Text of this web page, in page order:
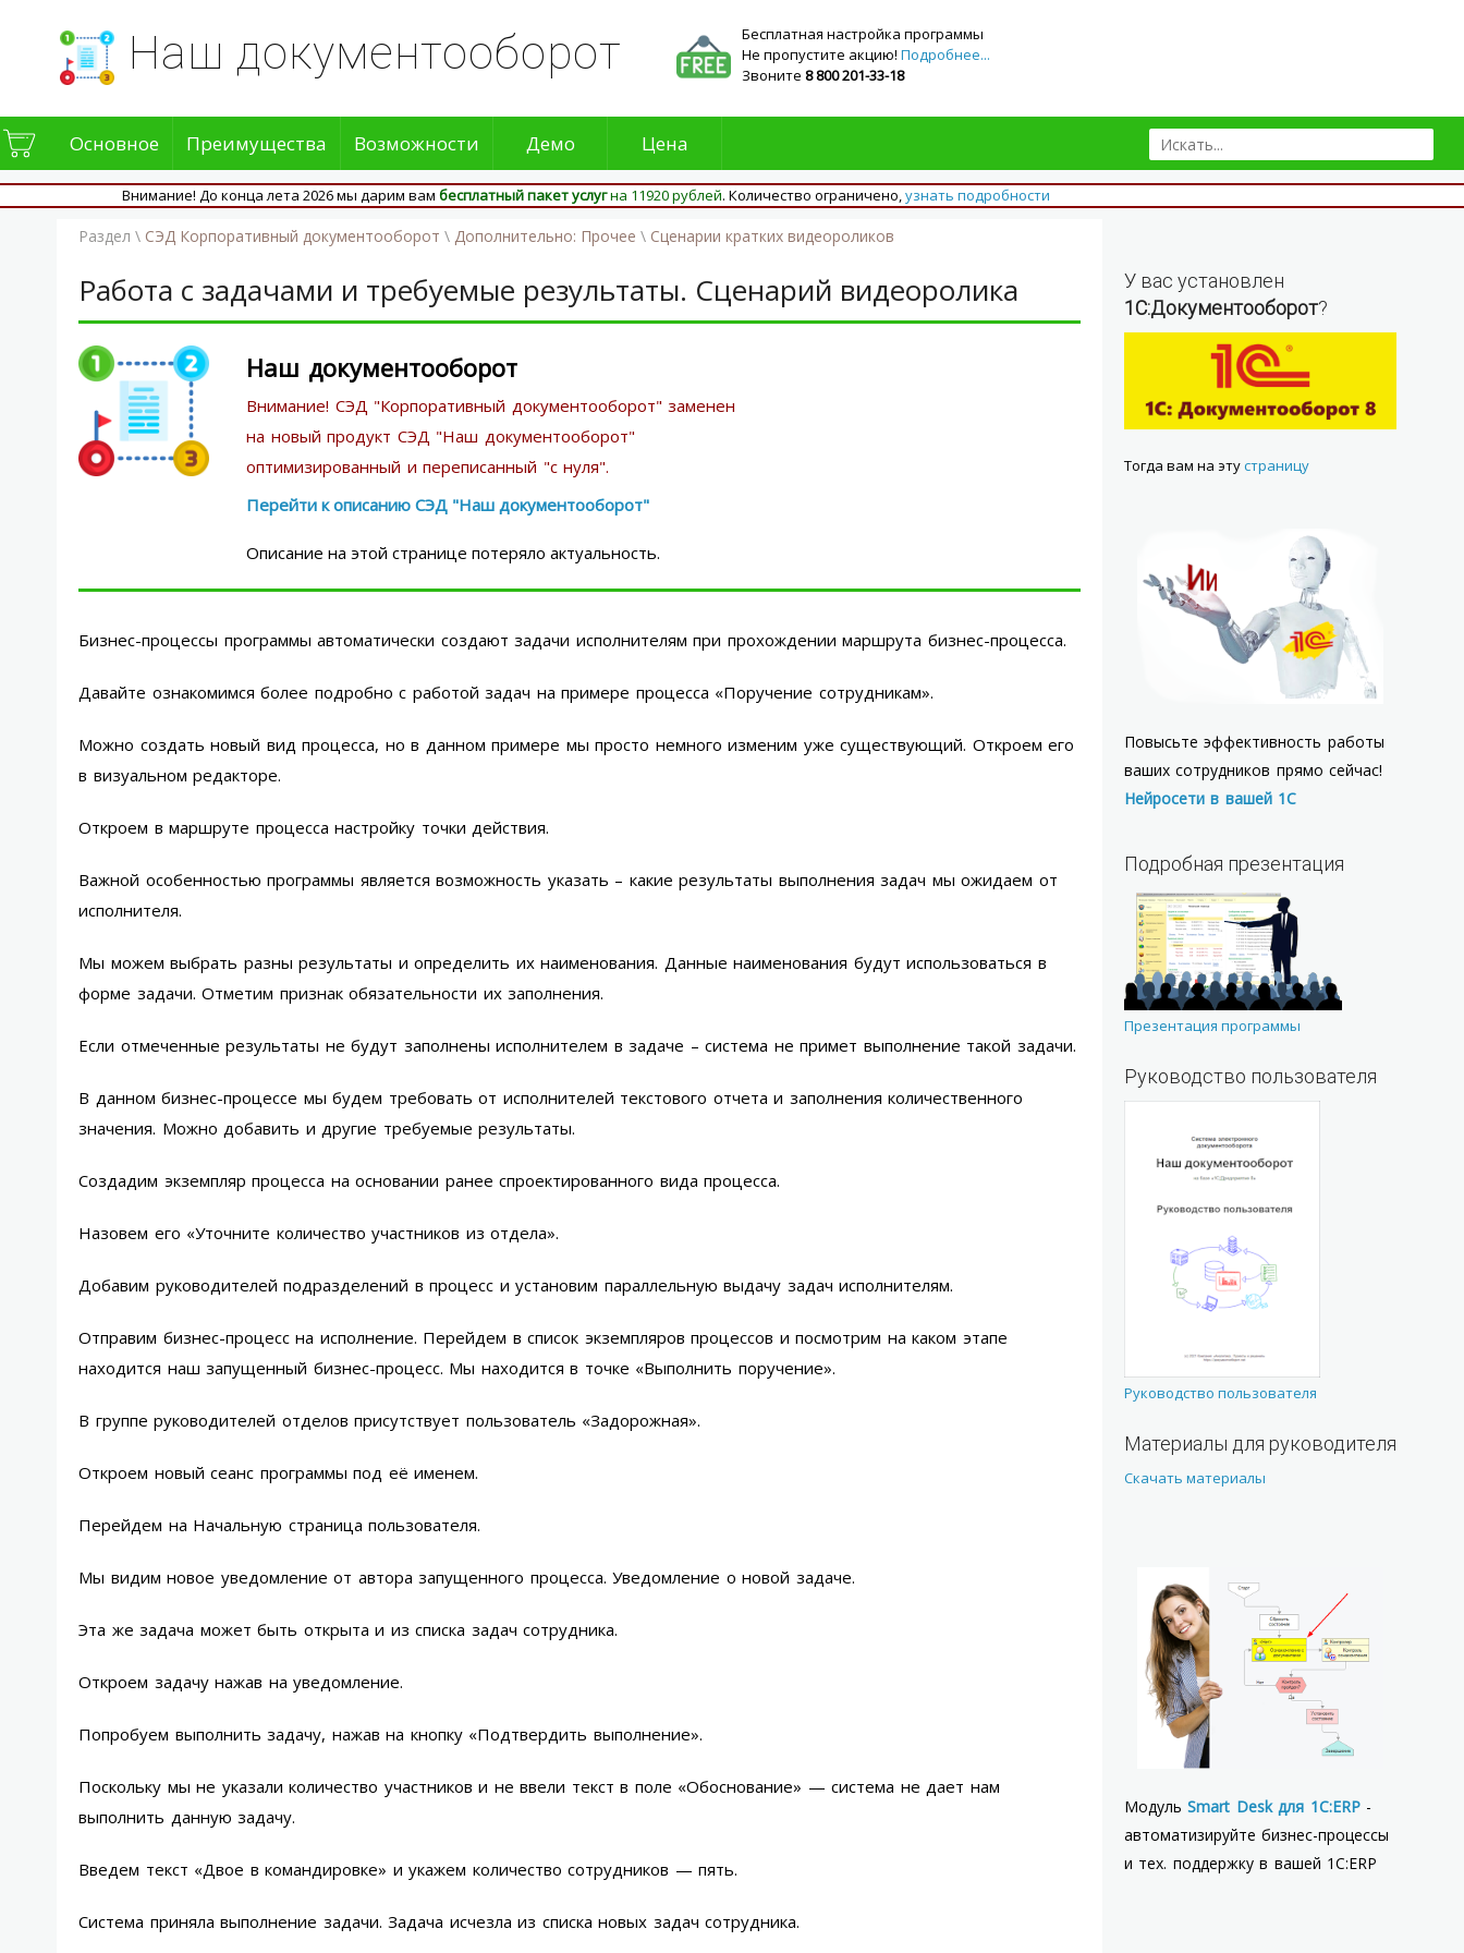
Наш документооборот
Бесплатная настройка программы
Не пропустите акцию! Подробнее...
Звоните 8 800 201-33-18
Основное Преимущества Возможности Демо Цена
Внимание! До конца лета 2026 мы дарим вам бесплатный пакет услугна 11920 рублей. Количество ограничено,узнать подробности
Раздел \ СЭД Корпоративный документооборот \ Дополнительно: Прочее \ Сценарии кратких видеороликов
Работа с задачами и требуемые результаты. Сценарий видеоролика
Наш документооборот
Внимание! СЭД "Корпоративный документооборот" заменен
на новый продукт СЭД "Наш документооборот"
оптимизированный и переписанный "с нуля".
Перейти к описанию СЭД "Наш документооборот"
Описание на этой странице потеряло актуальность.
Бизнес-процессы программы автоматически создают задачи исполнителям при прохождении маршрута бизнес-процесса.
Давайте ознакомимся более подробно с работой задач на примере процесса «Поручение сотрудникам».
Можно создать новый вид процесса, но в данном примере мы просто немного изменим уже существующий. Откроем его
в визуальном редакторе.
Откроем в маршруте процесса настройку точки действия.
Важной особенностью программы является возможность указать – какие результаты выполнения задач мы ожидаем от
исполнителя.
Мы можем выбрать разны результаты и определить их наименования. Данные наименования будут использоваться в
форме задачи. Отметим признак обязательности их заполнения.
Если отмеченные результаты не будут заполнены исполнителем в задаче – система не примет выполнение такой задачи.
В данном бизнес-процессе мы будем требовать от исполнителей текстового отчета и заполнения количественного
значения. Можно добавить и другие требуемые результаты.
Создадим экземпляр процесса на основании ранее спроектированного вида процесса.
Назовем его «Уточните количество участников из отдела».
Добавим руководителей подразделений в процесс и установим параллельную выдачу задач исполнителям.
Отправим бизнес-процесс на исполнение. Перейдем в список экземпляров процессов и посмотрим на каком этапе
находится наш запущенный бизнес-процесс. Мы находится в точке «Выполнить поручение».
В группе руководителей отделов присутствует пользователь «Задорожная».
Откроем новый сеанс программы под её именем.
Перейдем на Начальную страница пользователя.
Мы видим новое уведомление от автора запущенного процесса. Уведомление о новой задаче.
Эта же задача может быть открыта и из списка задач сотрудника.
Откроем задачу нажав на уведомление.
Попробуем выполнить задачу, нажав на кнопку «Подтвердить выполнение».
Поскольку мы не указали количество участников и не ввели текст в поле «Обоснование» — система не дает нам
выполнить данную задачу.
Введем текст «Двое в командировке» и укажем количество сотрудников — пять.
Система приняла выполнение задачи. Задача исчезла из списка новых задач сотрудника.
У вас установлен
1С:Документооборот?
Тогда вам на этустраницу
Повысьте эффективность работы
ваших сотрудников прямо сейчас!
Нейросети в вашей 1С
Подробная презентация
Презентация программы
Руководство пользователя
Руководство пользователя
Материалы для руководителя
Скачать материалы
МодульSmart Desk для 1С:ERP-
автоматизируйте бизнес-процессы
и тех. поддержку в вашей 1С:ERP